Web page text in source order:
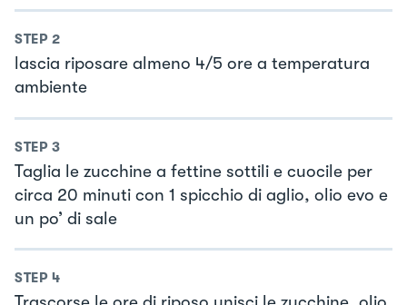
STEP 2
lascia riposare almeno 4/5 ore a temperatura
ambiente
STEP 3
Taglia le zucchine a fettine sottili e cuocile per
circa 20 minuti con 1 spicchio di aglio, olio evo e
un po’ di sale
STEP 4